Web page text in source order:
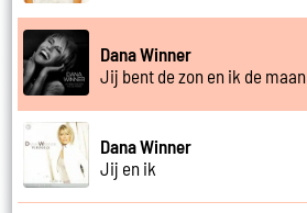
Dana Winner
Jij bent de zon en ik de maan
Dana Winner
Jij en ik